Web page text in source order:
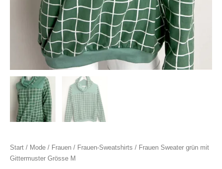
Start / Mode / Frauen / Frauen-Sweatshirts / Frauen Sweater grün mit
Gittermuster Grösse M